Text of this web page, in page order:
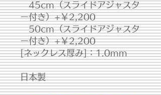
45cm（スライドアジャスタ
ー付き）+￥2,200
50cm（スライドアジャスタ
ー付き）+￥2,200
[ネックレス厚み]：1.0mm
日本製